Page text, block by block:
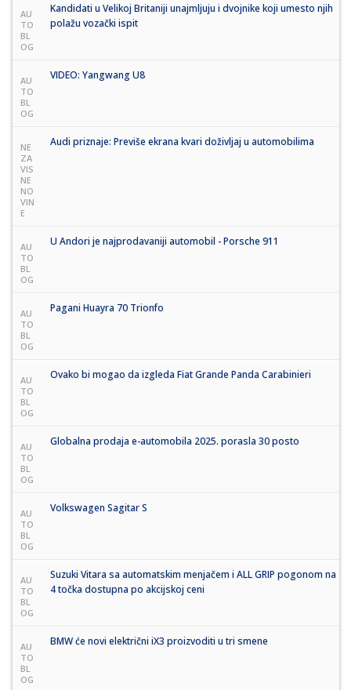
AU
TO
BL
OG
Kandidati u Velikoj Britaniji unajmljuju i dvojnike koji umesto njih
polažu vozački ispit
AU
TO
BL
OG
VIDEO: Yangwang U8
NE
ZA
VIS
NE
NO
VIN
E
Audi priznaje: Previše ekrana kvari doživljaj u automobilima
AU
TO
BL
OG
U Andori je najprodavaniji automobil - Porsche 911
AU
TO
BL
OG
Pagani Huayra 70 Trionfo
AU
TO
BL
OG
Ovako bi mogao da izgleda Fiat Grande Panda Carabinieri
AU
TO
BL
OG
Globalna prodaja e-automobila 2025. porasla 30 posto
AU
TO
BL
OG
Volkswagen Sagitar S
AU
TO
BL
OG
Suzuki Vitara sa automatskim menjačem i ALL GRIP pogonom na
4 točka dostupna po akcijskoj ceni
AU
TO
BL
OG
BMW će novi električni iX3 proizvoditi u tri smene